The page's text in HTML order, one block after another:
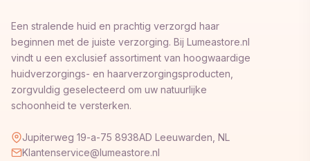
Een stralende huid en prachtig verzorgd haar
beginnen met de juiste verzorging. Bij Lumeastore.nl
vindt u een exclusief assortiment van hoogwaardige
huidverzorgings- en haarverzorgingsproducten,
zorgvuldig geselecteerd om uw natuurlijke
schoonheid te versterken.
Jupiterweg 19-a-75 8938AD Leeuwarden, NL
Klantenservice@lumeastore.nl